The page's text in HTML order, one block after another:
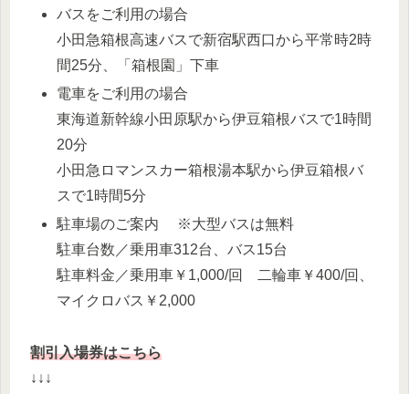
バスをご利用の場合
小田急箱根高速バスで新宿駅西口から平常時2時
間25分、「箱根園」下車
電車をご利用の場合
東海道新幹線小田原駅から伊豆箱根バスで1時間
20分
小田急ロマンスカー箱根湯本駅から伊豆箱根バ
スで1時間5分
駐車場のご案内 ※大型バスは無料
駐車台数／乗用車312台、バス15台
駐車料金／乗用車￥1,000/回 二輪車￥400/回、
マイクロバス￥2,000
割引入場券はこちら
↓↓↓